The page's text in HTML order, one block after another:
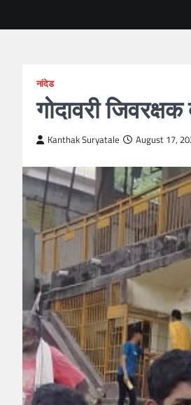
नांदेड
गोदावरी
Kanthak Suryatale August 17,